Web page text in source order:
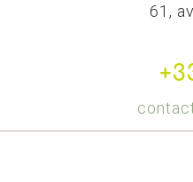
61,